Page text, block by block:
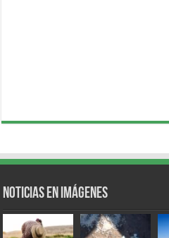
Noticias en Imágenes